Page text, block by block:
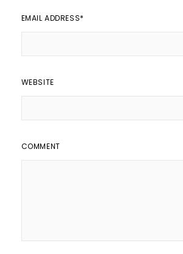
EMAIL ADDRESS*
WEBSITE
COMMENT